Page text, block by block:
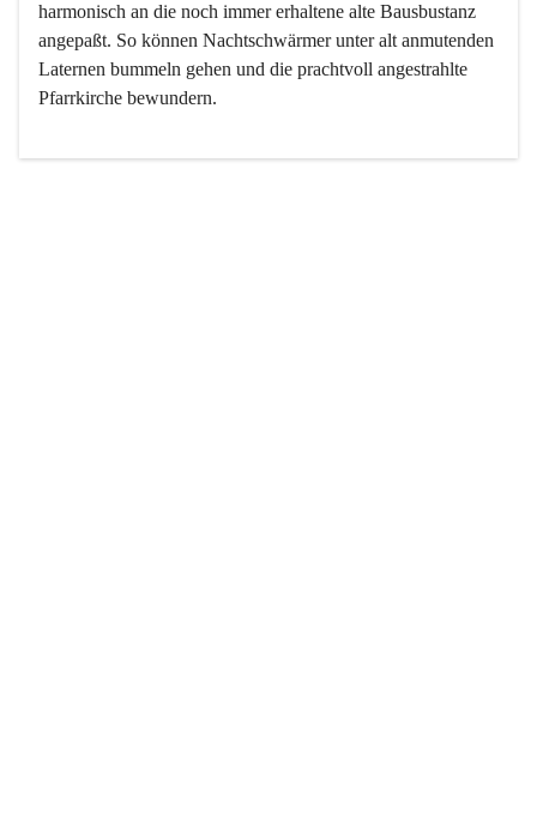
harmonisch an die noch immer erhaltene alte Bausbustanz
angepaßt. So können Nachtschwärmer unter alt anmutenden
Laternen bummeln gehen und die prachtvoll angestrahlte
Pfarrkirche bewundern.
Der Weinbau dominert heute nicht mehr, ist aber integrativer